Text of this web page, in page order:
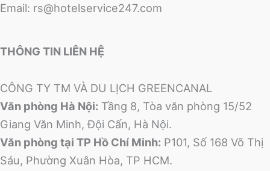
Email: rs@hotelservice247.com
THÔNG TIN LIÊN HỆ
CÔNG TY TM VÀ DU LỊCH GREENCANAL
Văn phòng Hà Nội: Tầng 8, Tòa văn phòng 15/52
Giang Văn Minh, Đội Cấn, Hà Nội.
Văn phòng tại TP Hồ Chí Minh: P101, Số 168 Võ Thị
Sáu, Phường Xuân Hòa, TP HCM.